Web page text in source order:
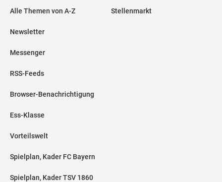
Alle Themen von A-Z
Newsletter
Messenger
RSS-Feeds
Browser-Benachrichtigung
Ess-Klasse
Vorteilswelt
Spielplan, Kader FC Bayern
Spielplan, Kader TSV 1860
Stellenmarkt